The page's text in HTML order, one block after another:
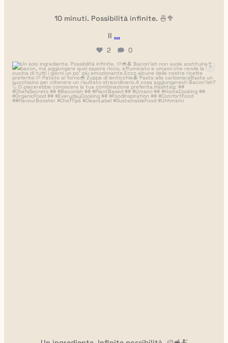
10 minuti. Possibilità infinite. 🍜🥦
Il ...
2 0
uhhmami.cibo
8 luglio